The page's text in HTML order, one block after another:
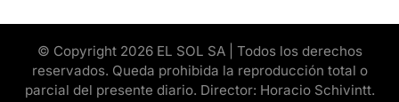
© Copyright 2026 EL SOL SA | Todos los derechos
reservados. Queda prohibida la reproducción total o
parcial del presente diario. Director: Horacio Schivintt.